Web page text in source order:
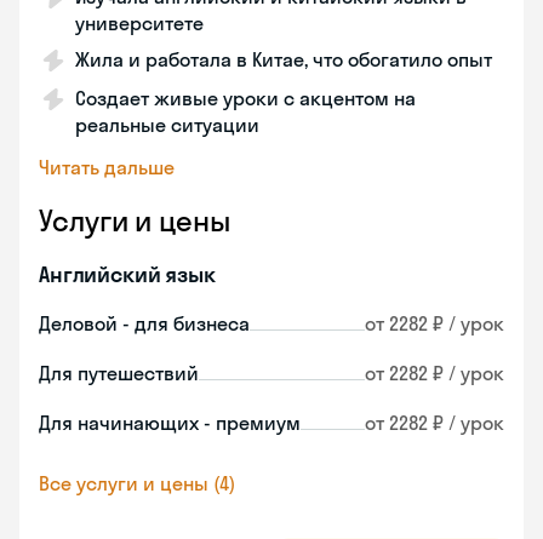
университете
Жила и работала в Китае, что обогатило опыт
Создает живые уроки с акцентом на
реальные ситуации
Читать дальше
Услуги и цены
Английский язык
Деловой - для бизнеса от 2282 ₽ / урок
Для путешествий от 2282 ₽ / урок
Для начинающих - премиум от 2282 ₽ / урок
Все услуги и цены (4)